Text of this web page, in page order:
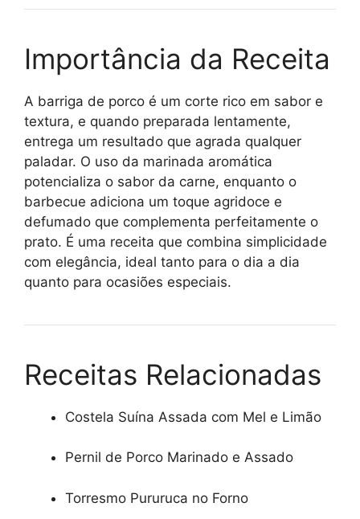
Importância da Receita
A barriga de porco é um corte rico em sabor e
textura, e quando preparada lentamente,
entrega um resultado que agrada qualquer
paladar. O uso da marinada aromática
potencializa o sabor da carne, enquanto o
barbecue adiciona um toque agridoce e
defumado que complementa perfeitamente o
prato. É uma receita que combina simplicidade
com elegância, ideal tanto para o dia a dia
quanto para ocasiões especiais.
Receitas Relacionadas
Costela Suína Assada com Mel e Limão
Pernil de Porco Marinado e Assado
Torresmo Pururuca no Forno